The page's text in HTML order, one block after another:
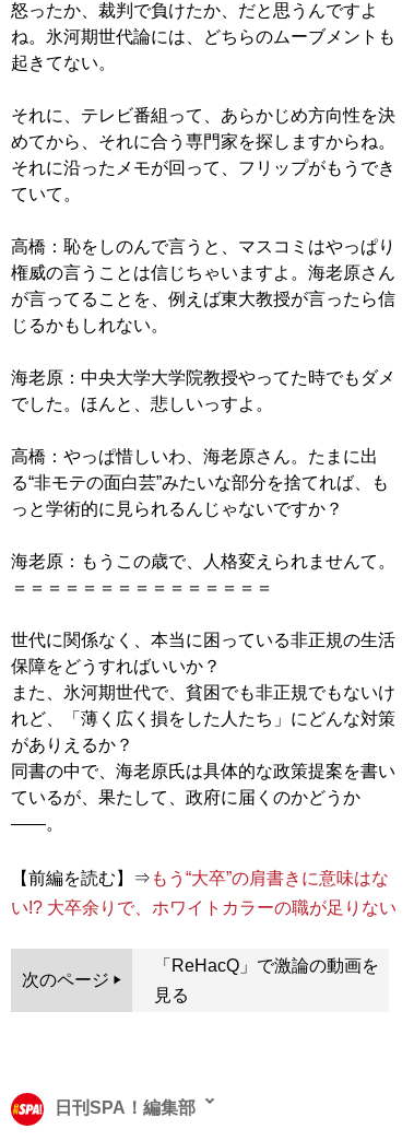
怒ったか、裁判で負けたか、だと思うんですよ
ね。氷河期世代論には、どちらのムーブメントも
起きてない。
それに、テレビ番組って、あらかじめ方向性を決
めてから、それに合う専門家を探しますからね。
それに沿ったメモが回って、フリップがもうでき
ていて。
高橋：恥をしのんで言うと、マスコミはやっぱり
権威の言うことは信じちゃいますよ。海老原さん
が言ってることを、例えば東大教授が言ったら信
じるかもしれない。
海老原：中央大学大学院教授やってた時でもダメ
でした。ほんと、悲しいっすよ。
高橋：やっぱ惜しいわ、海老原さん。たまに出
る“非モテの面白芸”みたいな部分を捨てれば、も
っと学術的に見られるんじゃないですか？
海老原：もうこの歳で、人格変えられませんて。
＝＝＝＝＝＝＝＝＝＝＝＝＝＝＝
世代に関係なく、本当に困っている非正規の生活
保障をどうすればいいか？
また、氷河期世代で、貧困でも非正規でもないけ
れど、「薄く広く損をした人たち」にどんな対策
がありえるか？
同書の中で、海老原氏は具体的な政策提案を書い
ているが、果たして、政府に届くのかどうか
――。
【前編を読む】⇒ もう“大卒”の肩書きに意味はな
い!? 大卒余りで、ホワイトカラーの職が足りない
次のページ
「ReHacQ」で激論の動画を
見る
日刊SPA！編集部